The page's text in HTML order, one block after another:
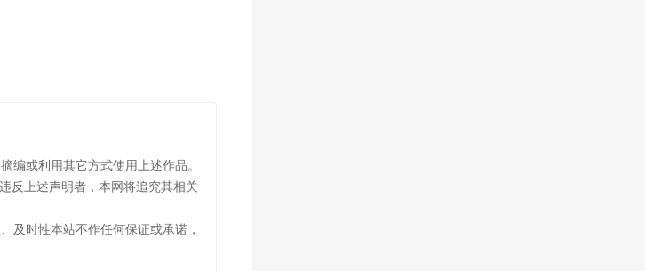
编或利用其它方式使用上述作品。
反上述声明者，本网将追究其相关
及时性本站不作任何保证或承诺，